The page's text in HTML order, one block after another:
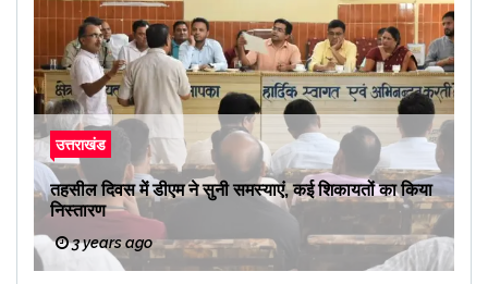
उत्तराखंड
तहसील दिवस में डीएम ने सुनी समस्याएं, कई शिकायतों का किया
निस्तारण
3 years ago